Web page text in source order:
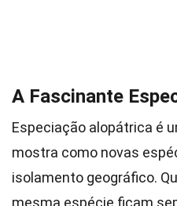
A Fascinante
Especiação alopátrica é
mostra como novas
isolamento geográfico.
mesma espécie ficam